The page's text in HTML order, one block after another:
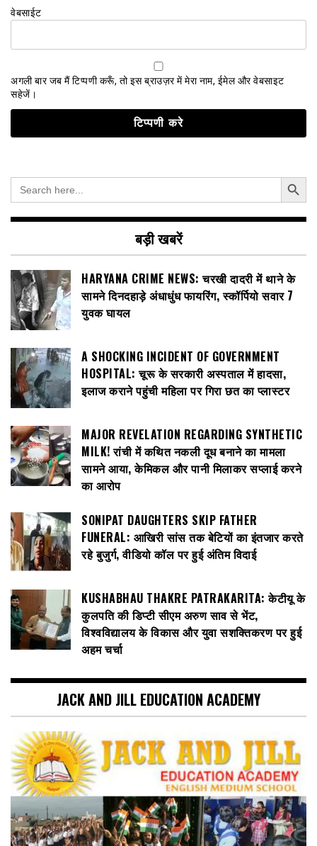
वेबसाईट
अगली बार जब मैं टिप्पणी करूँ, तो इस ब्राउज़र में मेरा नाम, ईमेल और वेबसाइट
सहेजें।
Search
for:
Search Button
बड़ी खबरें
HARYANA CRIME NEWS: चरखी दादरी में थाने के
सामने दिनदहाड़े अंधाधुंध फायरिंग, स्कॉर्पियो सवार 7
युवक घायल
A SHOCKING INCIDENT OF GOVERNMENT
HOSPITAL: चूरू के सरकारी अस्पताल में हादसा,
इलाज कराने पहुंची महिला पर गिरा छत का प्लास्टर
MAJOR REVELATION REGARDING SYNTHETIC
MILK! रांची में कथित नकली दूध बनाने का मामला
सामने आया, केमिकल और पानी मिलाकर सप्लाई करने
का आरोप
SONIPAT DAUGHTERS SKIP FATHER
FUNERAL: आखिरी सांस तक बेटियों का इंतजार करते
रहे बुजुर्ग, वीडियो कॉल पर हुई अंतिम विदाई
KUSHABHAU THAKRE PATRAKARITA: केटीयू के
कुलपति की डिप्टी सीएम अरुण साव से भेंट,
विश्वविद्यालय के विकास और युवा सशक्तिकरण पर हुई
अहम चर्चा
JACK AND JILL EDUCATION ACADEMY